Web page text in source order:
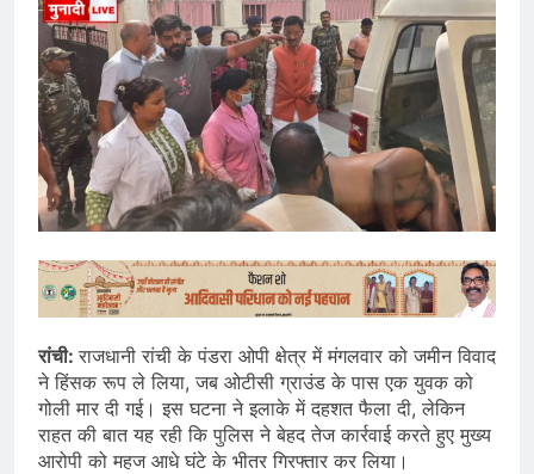
रांची:राजधानी रांची के पंडरा ओपी क्षेत्र में मंगलवार को जमीन विवाद
ने हिंसक रूप ले लिया, जब ओटीसी ग्राउंड के पास एक युवक को
गोली मार दी गई। इस घटना ने इलाके में दहशत फैला दी, लेकिन
राहत की बात यह रही कि पुलिस ने बेहद तेज कार्रवाई करते हुए मुख्य
आरोपी को महज आधे घंटे के भीतर गिरफ्तार कर लिया।